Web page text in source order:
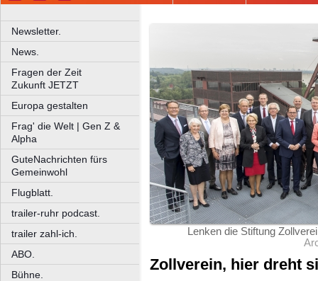
Newsletter.
News.
Fragen der Zeit
Zukunft JETZT
Europa gestalten
Frag' die Welt | Gen Z &
Alpha
GuteNachrichten fürs
Gemeinwohl
Flugblatt.
trailer-ruhr podcast.
trailer zahl-ich.
ABO.
Bühne.
Lenken die Stiftung
Zollverein, hier dreht